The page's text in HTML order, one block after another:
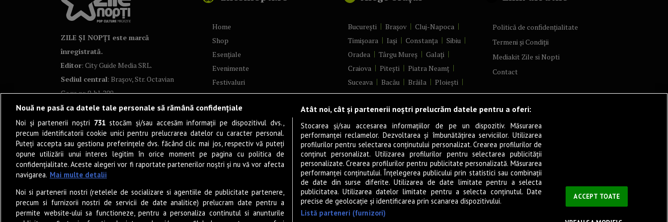
ZILE ȘI NOPȚI este marcă
înregistrată.
Editor: City Guide Media SRL.
Sediul central: Brașov, Str. Octavian
Goga nr. 9, bl. 290
Home
Shop
Esențiale
Evenimente
Festivaluri
Concerte
Artă & Cultură
Teatru
Film
Program filme
Lifestyle
Muzică
Sunete Live
București Brașov
Cluj-Napoca
Timișoara
Iași Constanța
Sibiu
Oradea
Târgu Mureș
Galați
Craiova
Pitești
Piatra Neamț
Suceava
Bacău Brăila
Ploiești
Râmnicu Vâlcea
Alba Iulia
Arad
Bistrița
Baia Mare
Satu Mare
Sfântu Gheorghe
Deva
Focșani
Tulcea
Târgu Jiu
Alexandria
Botoșani
Buzău Vaslui
Reșița
Târgoviște
Drobeta-Turnu Severin
Călărași
Giurgiu
Slobozia
Slatina
Miercurea-Ciuc Zalău
Politică de confidențialitate
Termeni și Condiții
Mediakit Zile si Nopti
Contact
Nouă ne pasă ca datele tale personale să rămână confidențiale
Noi și partenerii noștri 731 stocăm și/sau accesăm informații pe dispozitivul dvs.,
precum identificatorii cookie unici pentru prelucrarea datelor cu caracter personal.
Puteți accepta sau gestiona preferințele dvs. făcând clic mai jos, respectiv vă puteți
opune utilizării unui interes legitim în orice moment pe pagina cu politica de
confidențialitate. Aceste alegeri vor fi raportate partenerilor noștri și nu vă vor afecta
navigarea. Mai multe detalii
Noi si partenerii nostri (retelele de socializare si agentiile de publicitate partenere,
precum si furnizorii nostri de servicii de date analitice) prelucram date pentru a
permite website-ului sa functioneze, pentru a personaliza continutul si anunturile
Atât noi, cât și partenerii noștri prelucrăm datele pentru a oferi:
Stocarea și/sau accesarea informațiilor de pe un dispozitiv. Măsurarea
performanței reclamelor. Dezvoltarea și îmbunătățirea serviciilor. Utilizarea
profilurilor pentru selectarea conținutului personalizat. Crearea profilurilor de
conținut personalizat. Utilizarea profilurilor pentru selectarea publicității
personalizate. Crearea profilurilor pentru publicitate personalizată. Măsurarea
performanței conținutului. Înțelegerea publicului prin statistici sau combinații
de date din surse diferite. Utilizarea de date limitate pentru a selecta
publicitatea. Utilizarea datelor limitate pentru a selecta conținutul. Date
precise de geolocație și identificarea prin scanarea dispozitivului.
Listă parteneri (furnizori)
ACCEPT TOATE